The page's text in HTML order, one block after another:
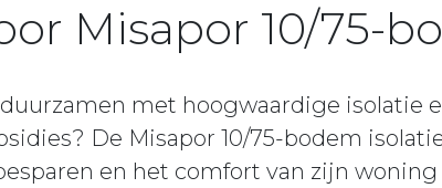
Misapor 10/75-
met hoogwaardige isolatie
De Misapor 10/75-bodem
en het comfort van zijn